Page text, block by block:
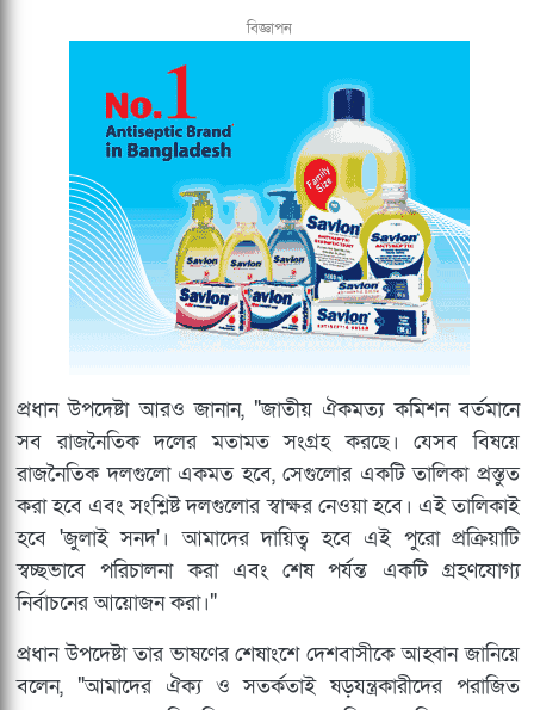
বিজ্ঞাপন
প্রধান উপদেষ্টা আরও জানান, "জাতীয় ঐকমত্য কমিশন বর্তমানে
সব রাজনৈতিক দলের মতামত সংগ্রহ করছে। যেসব বিষয়ে
রাজনৈতিক দলগুলো একমত হবে, সেগুলোর একটি তালিকা প্রস্তুত
করা হবে এবং সংশ্লিষ্ট দলগুলোর স্বাক্ষর নেওয়া হবে। এই তালিকাই
হবে 'জুলাই সনদ'। আমাদের দায়িত্ব হবে এই পুরো প্রক্রিয়াটি
স্বচ্ছভাবে পরিচালনা করা এবং শেষ পর্যন্ত একটি গ্রহণযোগ্য
নির্বাচনের আয়োজন করা।"
প্রধান উপদেষ্টা তার ভাষণের শেষাংশে দেশবাসীকে আহ্বান জানিয়ে
বলেন, "আমাদের ঐক্য ও সতর্কতাই ষড়যন্ত্রকারীদের পরাজিত